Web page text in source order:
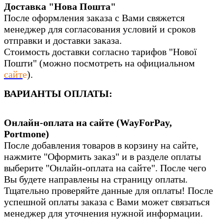
Доставка "Нова Пошта"
После оформления заказа с Вами свяжется
менеджер для согласования условий и сроков
отправки и доставки заказа.
Стоимость доставки согласно тарифов "Нової
Пошти" (можно посмотреть на официальном
сайте).
ВАРИАНТЫ ОПЛАТЫ:
Онлайн-оплата на сайте (WayForPay,
Portmone)
После добавления товаров в корзину на сайте,
нажмите "Оформить заказ" и в разделе оплаты
выберите "Онлайн-оплата на сайте". После чего
Вы будете направлены на страницу оплаты.
Тщательно проверяйте данные для оплаты! После
успешной оплаты заказа с Вами может связаться
менеджер для уточнения нужной информации.